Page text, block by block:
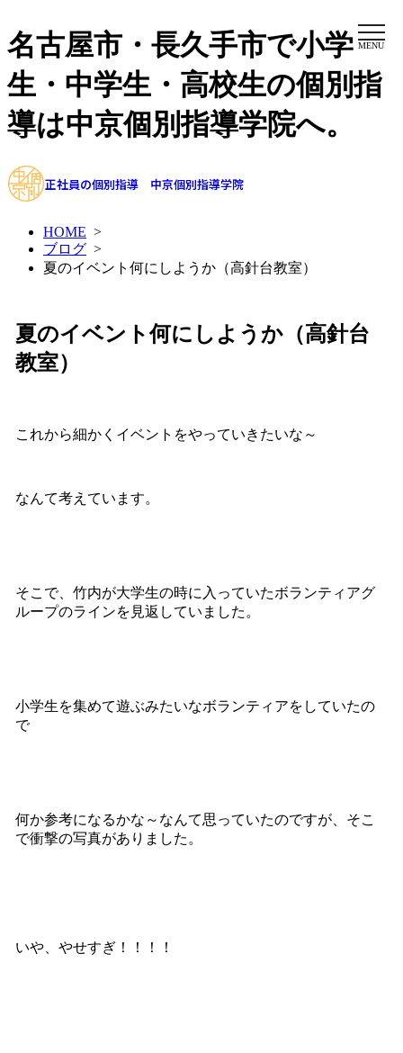
名古屋市・長久手市で小学
生・中学生・高校生の個別指
導は中京個別指導学院へ。
正社員の個別指導 中京個別指導学院
MENU
HOME >
ブログ >
夏のイベント何にしようか（高針台教室）
夏のイベント何にしようか（高針台
教室）
これから細かくイベントをやっていきたいな～
なんて考えています。
そこで、竹内が大学生の時に入っていたボランティアグ
ループのラインを見返していました。
小学生を集めて遊ぶみたいなボランティアをしていたの
で
何か参考になるかな～なんて思っていたのですが、そこ
で衝撃の写真がありました。
いや、やせすぎ！！！！